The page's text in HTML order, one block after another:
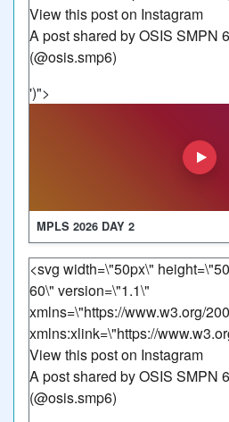
View this post on Instagram
A post shared by OSIS SMPN
(@osis.smp6)
')">
MPLS 2026 DAY 2
<svg width=\"50px\"
60\" version=\"1.1\"
xmlns=\"https://www.w3.org/
xmlns:xlink=\"https://
View this post on Instagram
A post shared by OSIS SMPN
(@osis.smp6)